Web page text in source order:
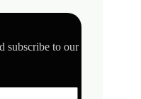
subscribe to our